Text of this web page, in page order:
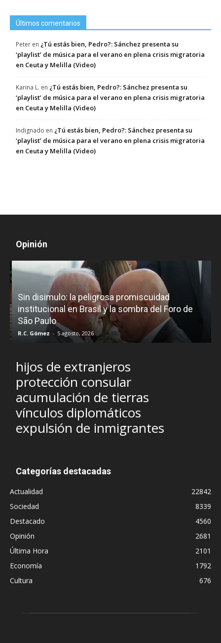
Últimos comentarios
Peter en ¿Tú estás bien, Pedro?: Sánchez presenta su
‘playlist’ de música para el verano en plena crisis migratoria
en Ceuta y Melilla (Video)
Karina L. en ¿Tú estás bien, Pedro?: Sánchez presenta su
‘playlist’ de música para el verano en plena crisis migratoria
en Ceuta y Melilla (Video)
Indignado en ¿Tú estás bien, Pedro?: Sánchez presenta su
‘playlist’ de música para el verano en plena crisis migratoria
en Ceuta y Melilla (Video)
Opinión
Sin disimulo: la peligrosa promiscuidad
institucional en Brasil y la sombra del Foro de
São Paulo
R.C. Gómez 5 agosto, 2026
hijos de extranjeros
protección consular
acumulación de tierras
vínculos diplomáticos
expulsión de inmigrantes
Categorías destacadas
Actualidad
22842
Sociedad
8339
Destacado
4560
Opinión
2681
Última Hora
2101
Economía
1792
Cultura
676